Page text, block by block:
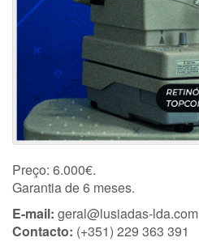
Preço: 6.000€.
Garantia de 6 meses.
E-mail: geral@lusiadas-lda.com
Contacto: (+351) 229 363 391